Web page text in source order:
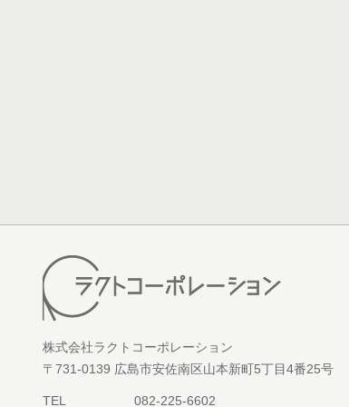
株式会社ラクトコーポレーション
〒731-0139 広島市安佐南区山本新町5丁目4番25号
TEL 082-225-6602